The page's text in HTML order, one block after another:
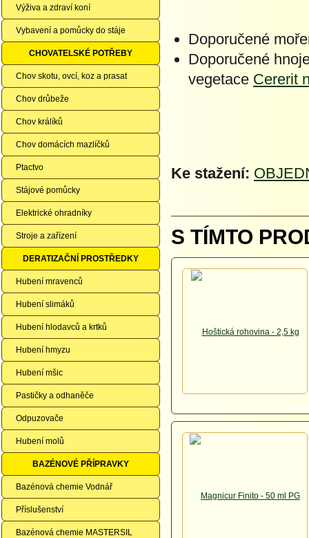
Výživa a zdraví koní
Vybavení a pomůcky do stáje
CHOVATELSKÉ POTŘEBY
Chov skotu, ovcí, koz a prasat
Chov drůbeže
Chov králíků
Chov domácích mazlíčků
Ptactvo
Stájové pomůcky
Elektrické ohradníky
Stroje a zařízení
DERATIZAČNÍ PROSTŘEDKY
Hubení mravenců
Hubení slimáků
Hubení hlodavců a krtků
Hubení hmyzu
Hubení mšic
Pastičky a odhaněče
Odpuzovače
Hubení molů
BAZÉNOVÉ PŘÍPRAVKY
Bazénová chemie Vodnář
Příslušenství
Bazénová chemie MASTERSIL
Doporučené
Doporučené
vegetace Cererit
Ke stažení:
S TÍMTO